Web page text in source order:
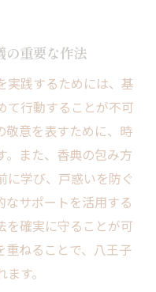
の重要な作法
実践するためには、基
て行動することが不可
敬意を表すために、時
。また、香典の包み方
に学び、戸惑いを防ぐ
なサポートを活用する
を確実に守ることが可
重ねることで、八王子
す。